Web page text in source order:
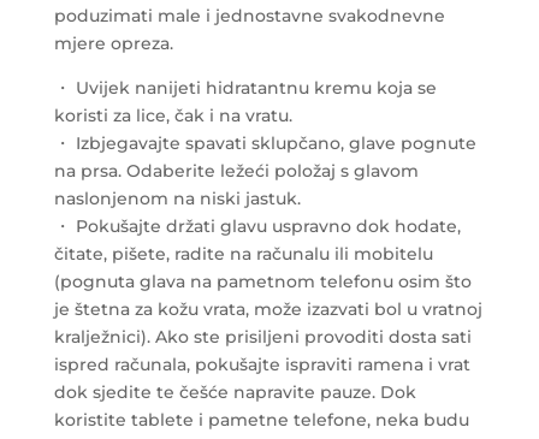
poduzimati male i jednostavne svakodnevne
mjere opreza.
・ Uvijek nanijeti hidratantnu kremu koja se
koristi za lice, čak i na vratu.
・ Izbjegavajte spavati sklupčano, glave pognute
na prsa. Odaberite ležeći položaj s glavom
naslonjenom na niski jastuk.
・ Pokušajte držati glavu uspravno dok hodate,
čitate, pišete, radite na računalu ili mobitelu
(pognuta glava na pametnom telefonu osim što
je štetna za kožu vrata, može izazvati bol u vratnoj
kralježnici). Ako ste prisiljeni provoditi dosta sati
ispred računala, pokušajte ispraviti ramena i vrat
dok sjedite te češće napravite pauze. Dok
koristite tablete i pametne telefone, neka budu